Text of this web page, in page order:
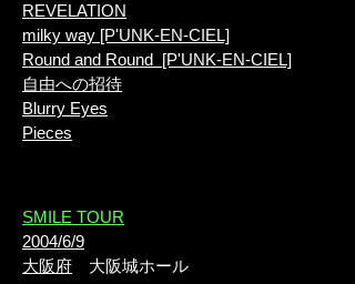
REVELATION
milky way [P'UNK-EN-CIEL]
Round and Round [P'UNK-EN-CIEL]
自由への招待
Blurry Eyes
Pieces
​SMILE TOUR
2004/6/9
大阪府 大阪城ホール